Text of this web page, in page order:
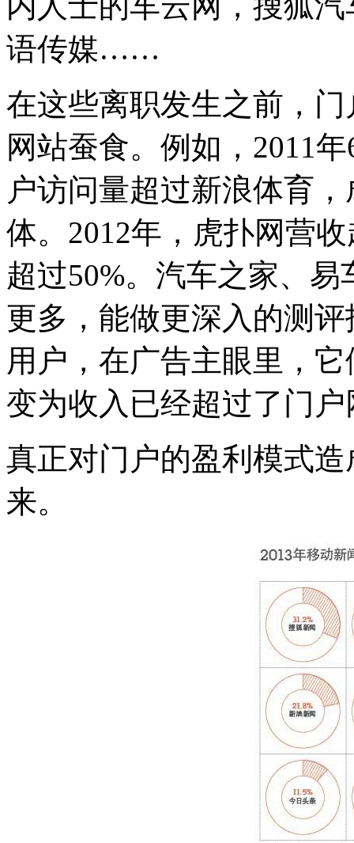
语传媒……
在这些离职发生之前，
网站蚕食。例如，2011
户访问量超过新浪体育
体。2012年，虎扑网营
超过50%。汽车之家、
更多，能做更深入的测
用户，在广告主眼里，
变为收入已经超过了门
真正对门户的盈利模式
来。